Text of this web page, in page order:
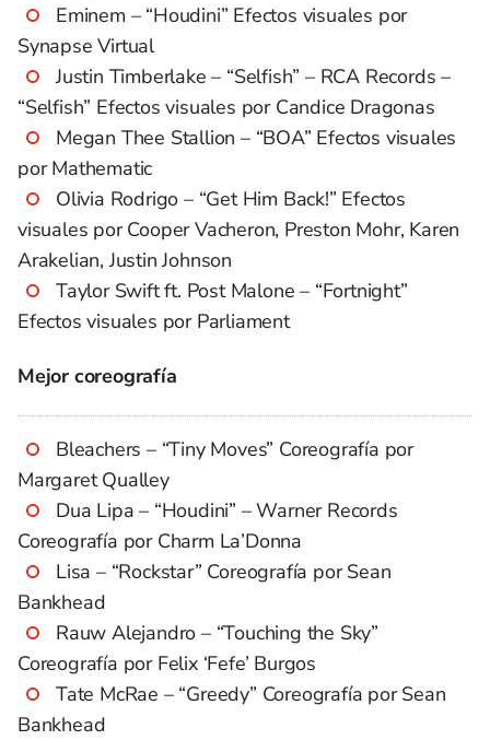
Eminem – “Houdini” Efectos visuales por
Synapse Virtual
Justin Timberlake – “Selfish” – RCA Records –
“Selfish” Efectos visuales por Candice Dragonas
Megan Thee Stallion – “BOA” Efectos visuales
por Mathematic
Olivia Rodrigo – “Get Him Back!” Efectos
visuales por Cooper Vacheron, Preston Mohr, Karen
Arakelian, Justin Johnson
Taylor Swift ft. Post Malone – “Fortnight”
Efectos visuales por Parliament
Mejor coreografía
Bleachers – “Tiny Moves” Coreografía por
Margaret Qualley
Dua Lipa – “Houdini” – Warner Records
Coreografía por Charm La’Donna
Lisa – “Rockstar” Coreografía por Sean
Bankhead
Rauw Alejandro – “Touching the Sky”
Coreografía por Felix ‘Fefe’ Burgos
Tate McRae – “Greedy” Coreografía por Sean
Bankhead